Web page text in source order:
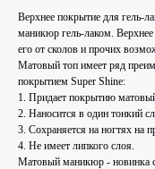
Верхнее покрытие для
маникюр гель-лаком. Верхнее
его от сколов и прочих
Матовый топ имеет ряд
покрытием Super Shine:
1. Придает покрытию
2. Наносится в один тонкий
3. Сохраняетcя на ногтях на
4. Не имеет липкого слоя.
Матовый маникюр - новинка